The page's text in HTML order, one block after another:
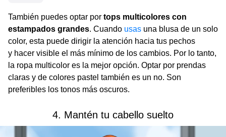
También puedes optar por tops multicolores con
estampados grandes. Cuando usas una blusa de un solo
color, esta puede dirigir la atención hacia tus pechos
y hacer visible el más mínimo de los cambios. Por lo tanto,
la ropa multicolor es la mejor opción. Optar por prendas
claras y de colores pastel también es un no. Son
preferibles los tonos más oscuros.
4. Mantén tu cabello suelto